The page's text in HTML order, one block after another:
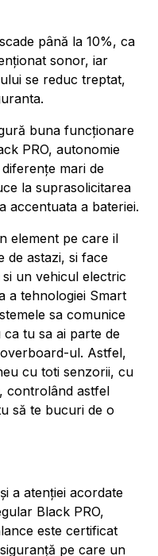
până la 10%, ca
sonor, iar
se reduc treptat,
buna funcționare
PRO, autonomie
mari de
la suprasolicitarea
accentuata a bateriei.
element pe care il
de astazi, si face
un vehicul electric
a tehnologiei Smart
sa comunice
tu sa ai parte de
ul. Astfel,
cu toti senzorii, cu
controlând astfel
să te bucuri de o
a atenției acordate
Black PRO,
este certificat
pe care un